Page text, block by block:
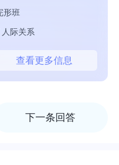
形班
际关系
查看更多信息
下一条回答